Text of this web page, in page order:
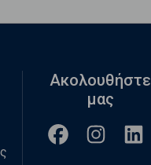
Ακολουθήστε
μας